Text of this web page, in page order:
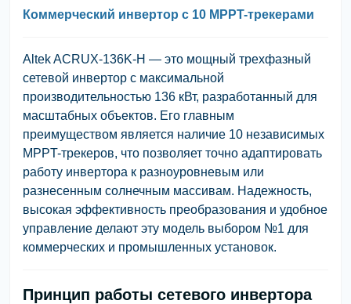
Коммерческий инвертор с 10 MPPT-трекерами
Altek ACRUX-136K-H — это мощный трехфазный
сетевой инвертор с максимальной
производительностью 136 кВт, разработанный для
масштабных объектов. Его главным
преимуществом является наличие 10 независимых
MPPT-трекеров, что позволяет точно адаптировать
работу инвертора к разноуровневым или
разнесенным солнечным массивам. Надежность,
высокая эффективность преобразования и удобное
управление делают эту модель выбором №1 для
коммерческих и промышленных установок.
Принцип работы сетевого инвертора